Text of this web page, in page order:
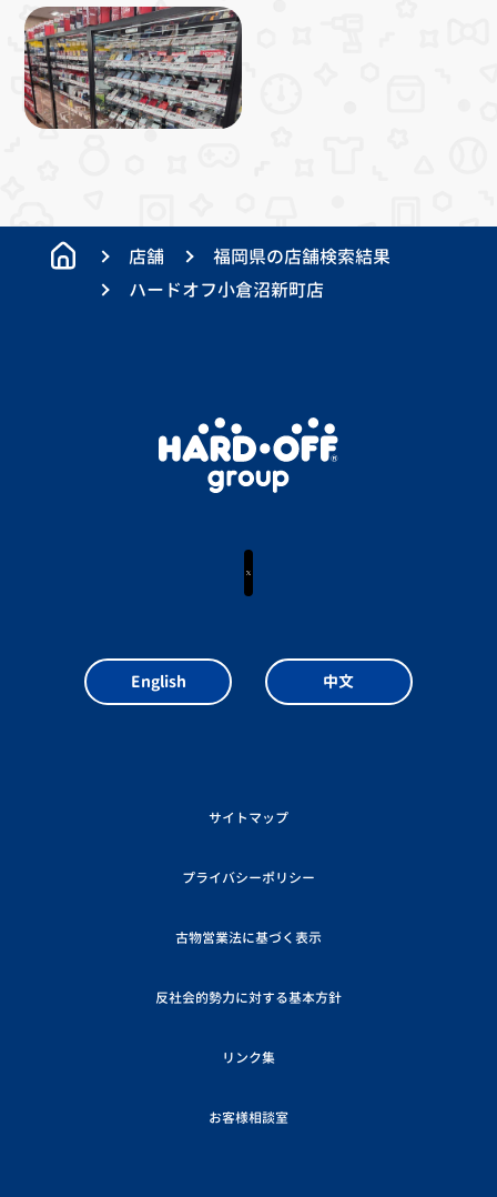
店舗
福岡県の店舗検索結果
ハードオフ小倉沼新町店
サイトマップ
プライバシーポリシー
古物営業法に基づく表示
反社会的勢力に対する基本方針
リンク集
お客様相談室
English 中文